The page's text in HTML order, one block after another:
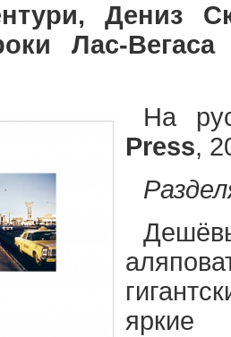
Дениз
Лас-
На
Press,